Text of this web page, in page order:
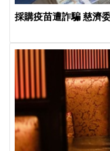
採購疫苗遭詐騙 慈濟